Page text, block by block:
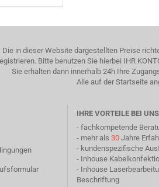
Die in dieser Website dargestellten Preise
Bitte benutzen Sie hierbei IHR
Sie erhalten dann innerhalb 24h Ihre
Alle auf der Startseite
IHRE VORTEILE BEI UNS
- fachkompetende
- mehr als 30Jahre
- kundenspezifische
- Inhouse
- Inhouse
Beschriftung